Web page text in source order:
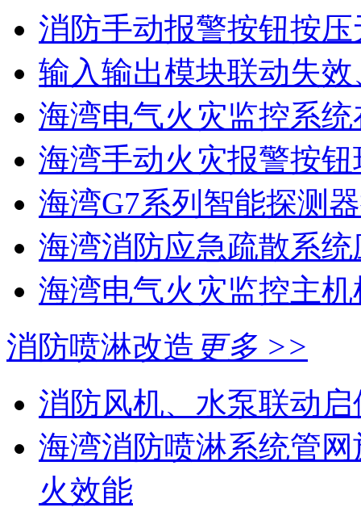
消防手动报警按钮按
输入输出模块联动失
海湾电气火灾监控系统
海湾手动火灾报警按钮
海湾G7系列智能探测
海湾消防应急疏散系统
海湾电气火灾监控主
消防喷淋改造 更多 >>
消防风机、水泵联动
海湾消防喷淋系统管
火效能